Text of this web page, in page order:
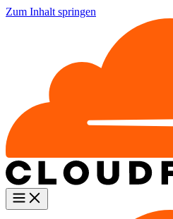
Zum Inhalt springen